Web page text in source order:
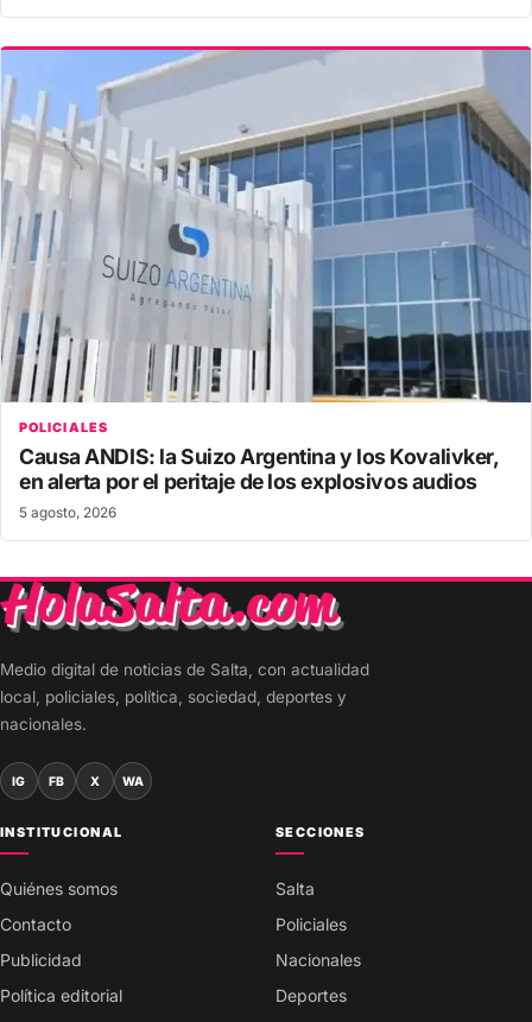
POLICIALES
Causa ANDIS: la Suizo Argentina y los Kovalivker,
en alerta por el peritaje de los explosivos audios
5 agosto, 2026
Medio digital de noticias de Salta, con actualidad
local, policiales, política, sociedad, deportes y
nacionales.
IG FB X WA
INSTITUCIONAL
Quiénes somos
Contacto
Publicidad
Política editorial
SECCIONES
Salta
Policiales
Nacionales
Deportes